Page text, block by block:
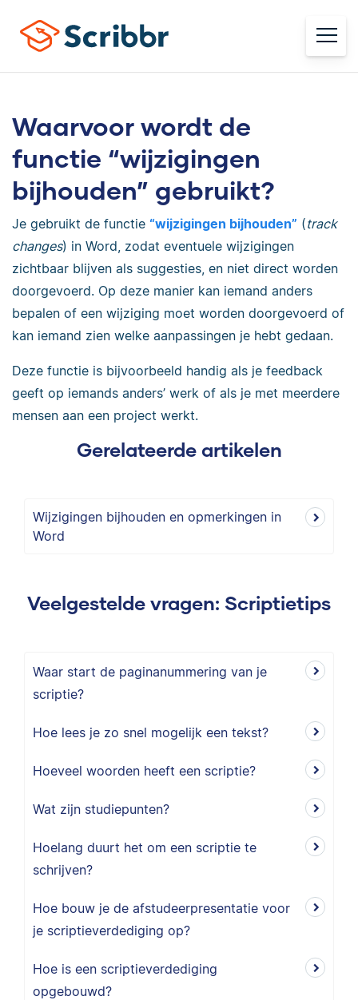
Waarvoor wordt de
functie “wijzigingen
bijhouden” gebruikt?
Je gebruikt de functie “wijzigingen bijhouden” (track
changes) in Word, zodat eventuele wijzigingen
zichtbaar blijven als suggesties, en niet direct worden
doorgevoerd. Op deze manier kan iemand anders
bepalen of een wijziging moet worden doorgevoerd of
kan iemand zien welke aanpassingen je hebt gedaan.
Deze functie is bijvoorbeeld handig als je feedback
geeft op iemands anders’ werk of als je met meerdere
mensen aan een project werkt.
Gerelateerde artikelen
Wijzigingen bijhouden en opmerkingen in
Word
Veelgestelde vragen: Scriptietips
Waar start de paginanummering van je
scriptie?
Hoe lees je zo snel mogelijk een tekst?
Hoeveel woorden heeft een scriptie?
Wat zijn studiepunten?
Hoelang duurt het om een scriptie te
schrijven?
Hoe bouw je de afstudeerpresentatie voor
je scriptieverdediging op?
Hoe is een scriptieverdediging
opgebouwd?